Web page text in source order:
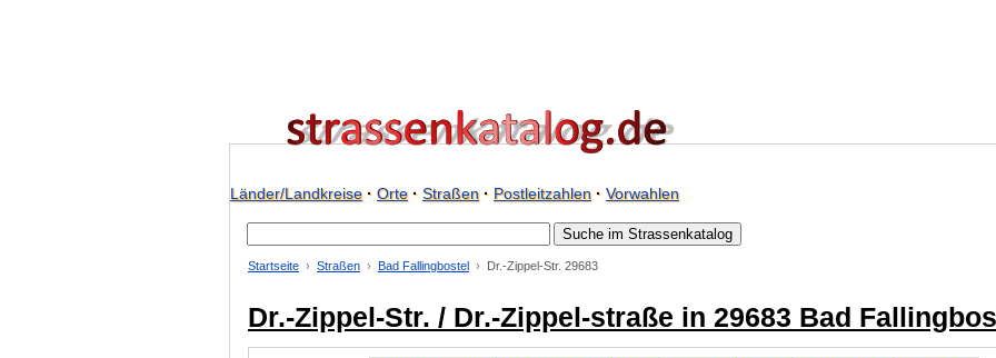
Länder/Landkreise· Orte· Straßen· Postleitzahlen· Vorwahlen
Startseite Straßen Bad Fallingbostel Dr.-Zippel-Str. 29683
Dr.-Zippel-Str. / Dr.-Zippel-straße in 29683 Bad